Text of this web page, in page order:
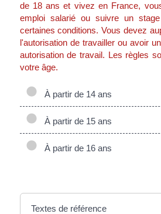
de 18 ans et vivez en France,
emploi salarié ou suivre un
certaines conditions. Vous devez
l'autorisation de travailler ou avoir
autorisation de travail. Les règles
votre âge.
À partir de 14 ans
À partir de 15 ans
À partir de 16 ans
Textes de référence